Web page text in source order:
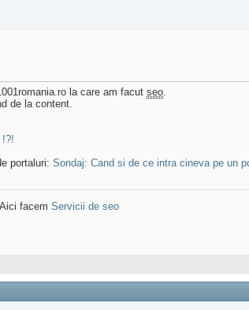
la care am facut seo.
de la content.
!?!
portaluri: Sondaj: Cand si de ce intra cineva pe un
facem Servicii de seo